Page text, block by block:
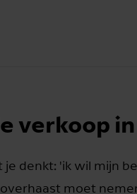
verkoop
denkt: 'ik wil mijn
moet